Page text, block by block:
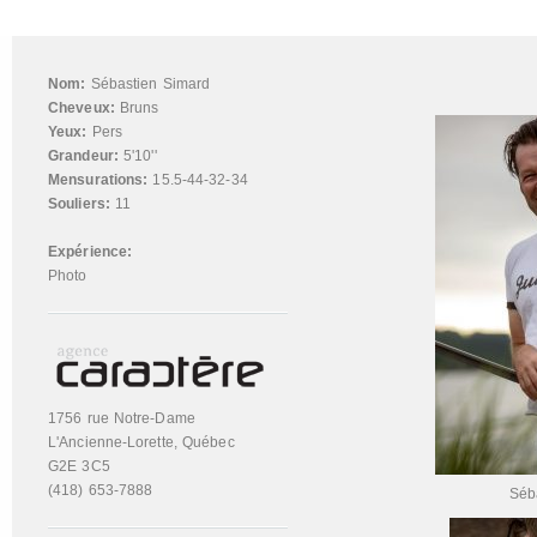
Nom: Sébastien Simard
Cheveux: Bruns
Yeux: Pers
Grandeur: 5'10''
Mensurations: 15.5-44-32-34
Souliers: 11
Expérience:
Photo
1756 rue Notre-Dame
L'Ancienne-Lorette, Québec
G2E 3C5
(418) 653-7888